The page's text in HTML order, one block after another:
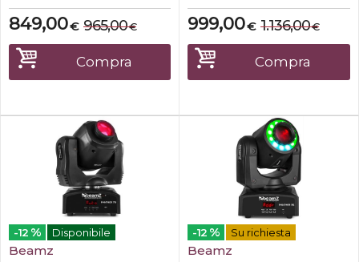
gobo intercambiabili) per
creare straordinari effetti di
sovrapposizione. Assieme ai
2 prismi rotanti
individualmente (3 + 6)
consente di realizzare
€
849,00 €
965,00
Compra
trasporto.
€
999,00 €
1.136,00
Compra
-12 % Disponibile
Beamz
-12 % Su richiesta
Beamz